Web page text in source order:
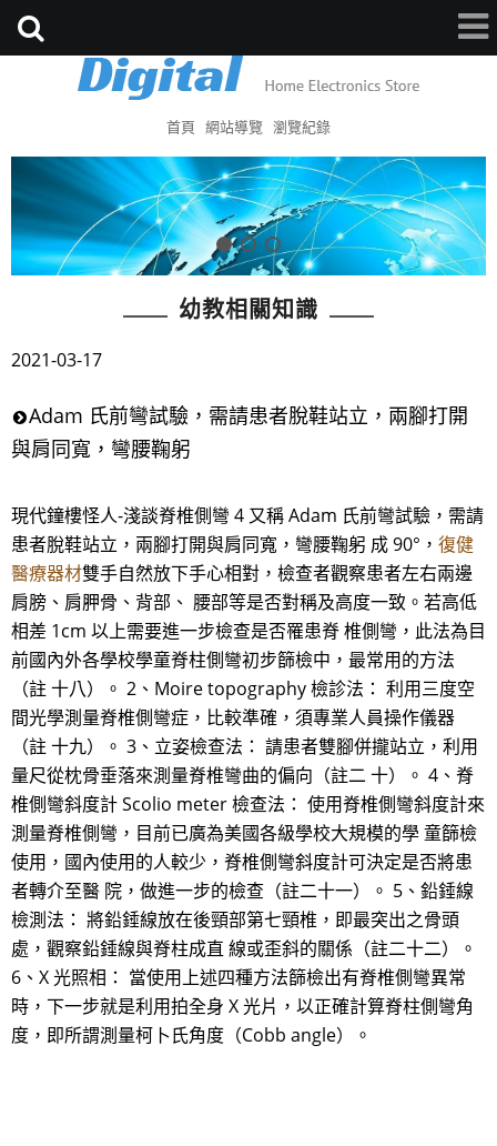
首頁 網站導覽 瀏覽紀錄
幼教相關知識
2021-03-17
Adam 氏前彎試驗，需請患者脫鞋站立，兩腳打開
與肩同寬，彎腰鞠躬
現代鐘樓怪人-淺談脊椎側彎 4 又稱 Adam 氏前彎試驗，需請
患者脫鞋站立，兩腳打開與肩同寬，彎腰鞠躬 成 90°， 復健
醫療器材雙手自然放下手心相對，檢查者觀察患者左右兩邊
肩膀、肩胛骨、背部、 腰部等是否對稱及高度一致。若高低
相差 1cm 以上需要進一步檢查是否罹患脊 椎側彎，此法為目
前國內外各學校學童脊柱側彎初步篩檢中，最常用的方法
（註 十八）。 2、Moire topography 檢診法： 利用三度空
間光學測量脊椎側彎症，比較準確，須專業人員操作儀器
（註 十九）。 3、立姿檢查法： 請患者雙腳併攏站立，利用
量尺從枕骨垂落來測量脊椎彎曲的偏向（註二 十）。 4、脊
椎側彎斜度計 Scolio meter 檢查法： 使用脊椎側彎斜度計來
測量脊椎側彎，目前已廣為美國各級學校大規模的學 童篩檢
使用，國內使用的人較少，脊椎側彎斜度計可決定是否將患
者轉介至醫 院，做進一步的檢查（註二十一）。 5、鉛錘線
檢測法： 將鉛錘線放在後頸部第七頸椎，即最突出之骨頭
處，觀察鉛錘線與脊柱成直 線或歪斜的關係（註二十二）。
6、X 光照相： 當使用上述四種方法篩檢出有脊椎側彎異常
時，下一步就是利用拍全身 X 光片，以正確計算脊柱側彎角
度，即所謂測量柯卜氏角度（Cobb angle）。